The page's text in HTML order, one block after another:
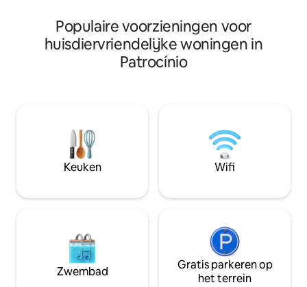
beschikbaar voor
momenteel in
Populaire voorzieningen voor
huisdiervriendelijke woningen in
Patrocínio
Keuken Wifi
Zwembad
Gratis parkeren op
het terrein